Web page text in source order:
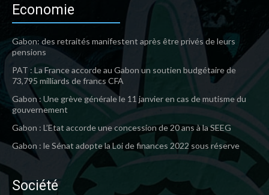
Economie
Gabon: des retraités manifestent après être privés de leurs
pensions
PAT : La France accorde au Gabon un soutien budgétaire de
73,795 milliards de francs CFA
Gabon : Une grève générale le 11 janvier en cas de mutisme du
gouvernement
Gabon : L’Etat accorde une concession de 20 ans à la SEEG
Gabon : le Sénat adopte la Loi de finances 2022 sous réserve
Société